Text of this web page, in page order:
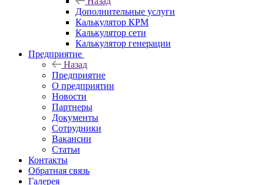
Дополнительные услуги
Калькулятор КРМ
Калькулятор сети
Калькулятор генерации
Предприятие
Назад
Предприятие
О предприятии
Новости
Партнеры
Документы
Сотрудники
Вакансии
Статьи
Контакты
Обратная связь
Галерея